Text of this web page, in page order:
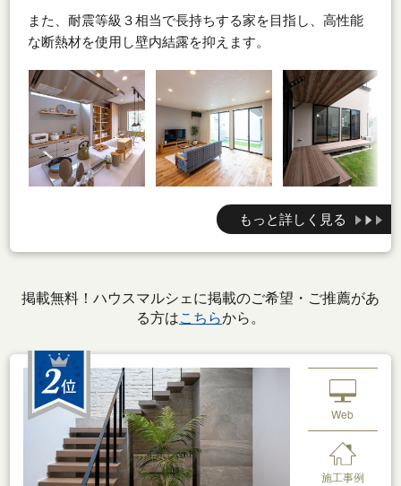
また、耐震等級３相当で長持ちする家を目指し、高性能
な断熱材を使用し壁内結露を抑えます。
もっと詳しく見る
掲載無料！ハウスマルシェに掲載のご希望・ご推薦があ
る方はこちらから。
Web
施工事例